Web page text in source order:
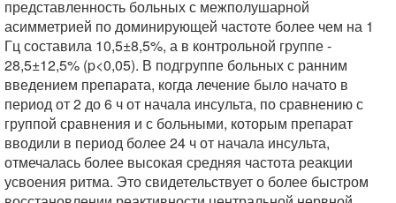
представленность больных с межполушарной
асимметрией по доминирующей частоте более чем на 1
Гц составила 10,5±8,5%, а в контрольной группе -
28,5±12,5% (p<0,05). В подгруппе больных с ранним
введением препарата, когда лечение было начато в
период от 2 до 6 ч от начала инсульта, по сравнению с
группой сравнения и с больными, которым препарат
вводили в период более 24 ч от начала инсульта,
отмечалась более высокая средняя частота реакции
усвоения ритма. Это свидетельствует о более быстром